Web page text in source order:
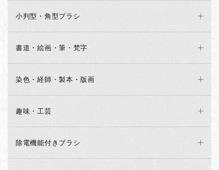
小判型・角型ブラシ
書道・絵画・筆・梵字
染色・経師・製本・版画
趣味・工芸
除電機能付きブラシ